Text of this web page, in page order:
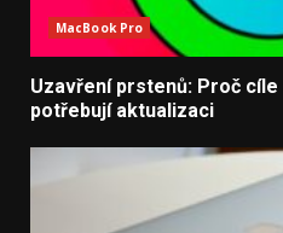
MacBook Pro
Uzavření prstenů: Proč
potřebují aktualizaci